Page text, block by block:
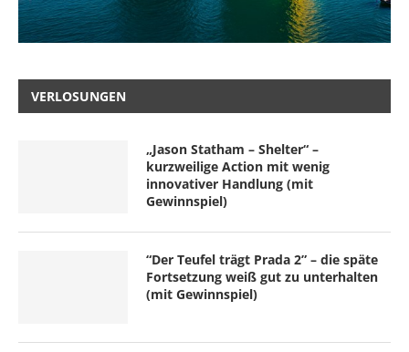
VERLOSUNGEN
„Jason Statham – Shelter“ –
kurzweilige Action mit wenig
innovativer Handlung (mit
Gewinnspiel)
“Der Teufel trägt Prada 2” – die späte
Fortsetzung weiß gut zu unterhalten
(mit Gewinnspiel)